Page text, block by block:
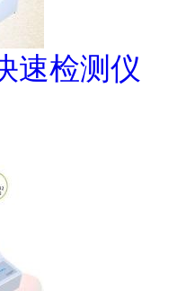
速检测仪